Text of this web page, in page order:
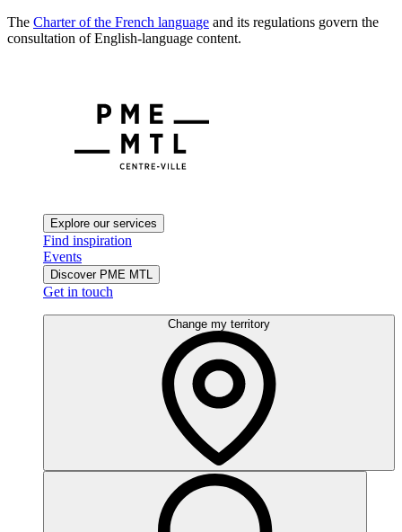
The Charter of the French language and its regulations govern the
consultation of English-language content.
Explore our services
Find inspiration
Events
Discover PME MTL
Get in touch
Change my territory